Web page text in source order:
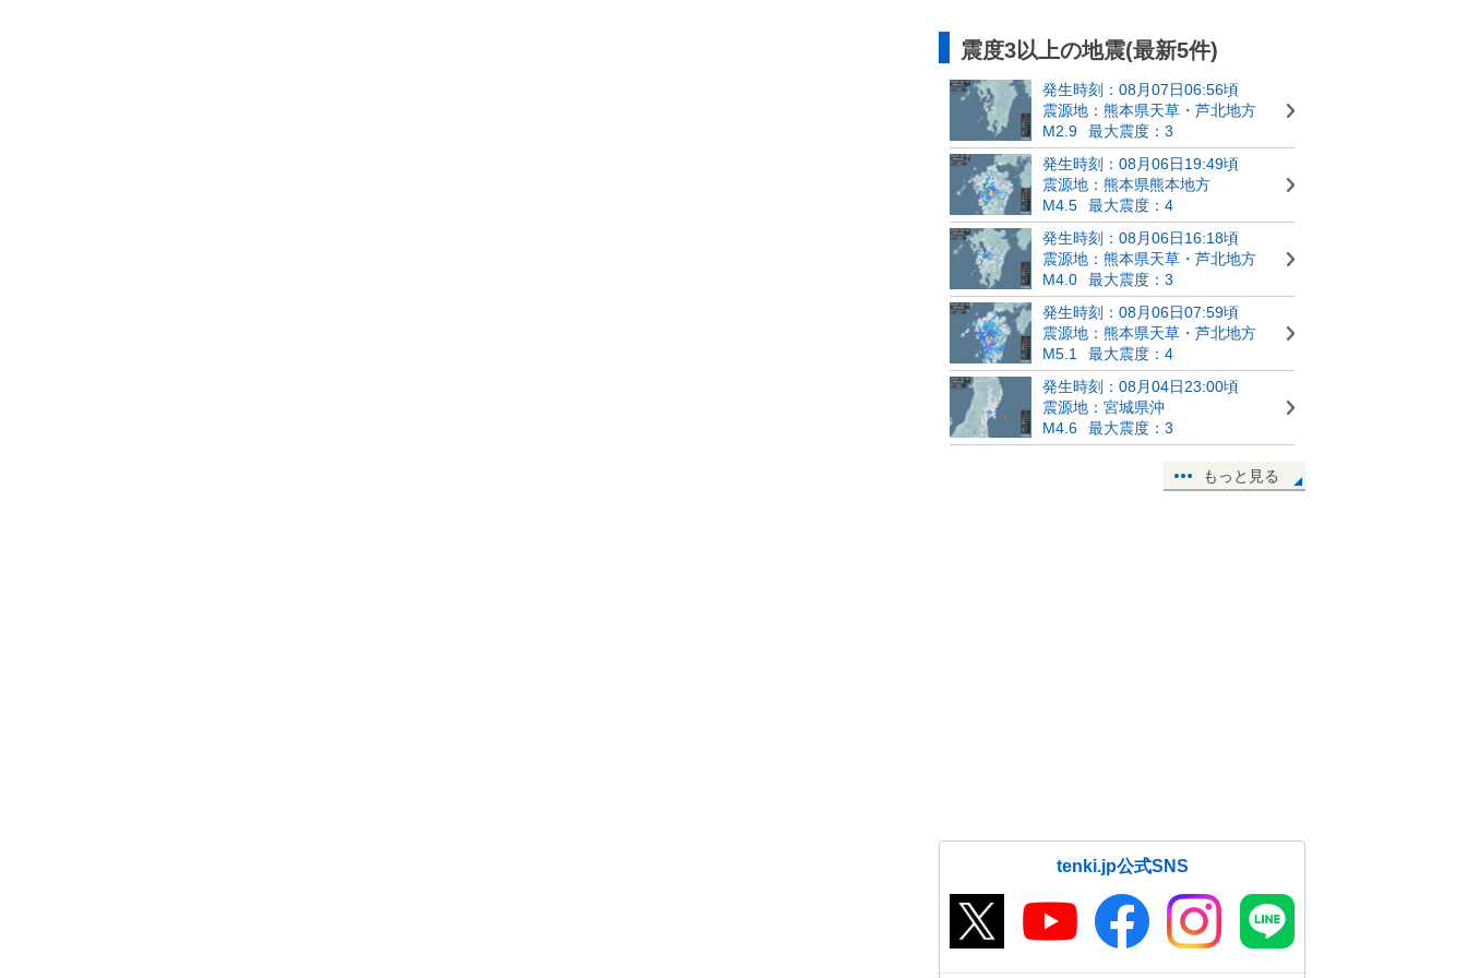
震度3以上の地震(最新5件)
発生時刻：08月07日06:56頃
震源地：熊本県天草・芦北地方
M2.9
最大震度：3
発生時刻：08月06日19:49頃
震源地：熊本県熊本地方
M4.5
最大震度：4
発生時刻：08月06日16:18頃
震源地：熊本県天草・芦北地方
M4.0
最大震度：3
発生時刻：08月06日07:59頃
震源地：熊本県天草・芦北地方
M5.1
最大震度：4
発生時刻：08月04日23:00頃
震源地：宮城県沖
M4.6
最大震度：3
もっと見る
tenki.jp公式SNS